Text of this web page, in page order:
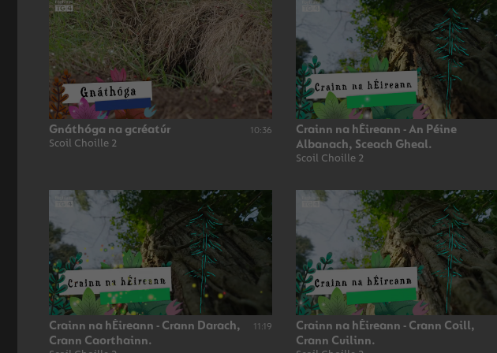
Gnáthóga na gcréatúr
Scoil Choille 2
10:36
Crainn na hÉireann - An Péine
Albanach, Sceach Gheal.
Scoil Choille 2
Crainn na hÉireann - Crann Darach,
Crann Caorthainn.
11:19
Crainn na hÉireann - Crann Coill,
Crann Cuilinn.